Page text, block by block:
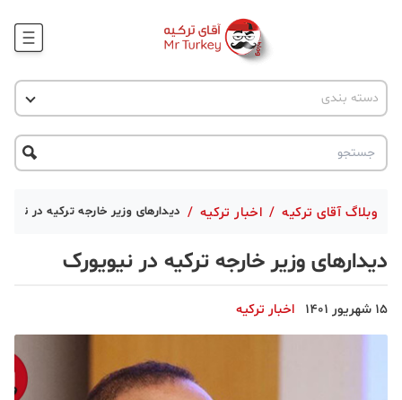
وبلاگ
جاذبه گردشگری
دسته بندی
اخبار ترکیه
پروژه ها
تحصیل در ترکیه
ترکیه گردی
دانستنی
وبلاگ آقای ترکیه / اخبار ترکیه / دیدارهای وزیر خارجه ترکیه در
دیدارهای وزیر خارجه ترکیه در نیویورک
15 شهریور 1401 اخبار ترکیه